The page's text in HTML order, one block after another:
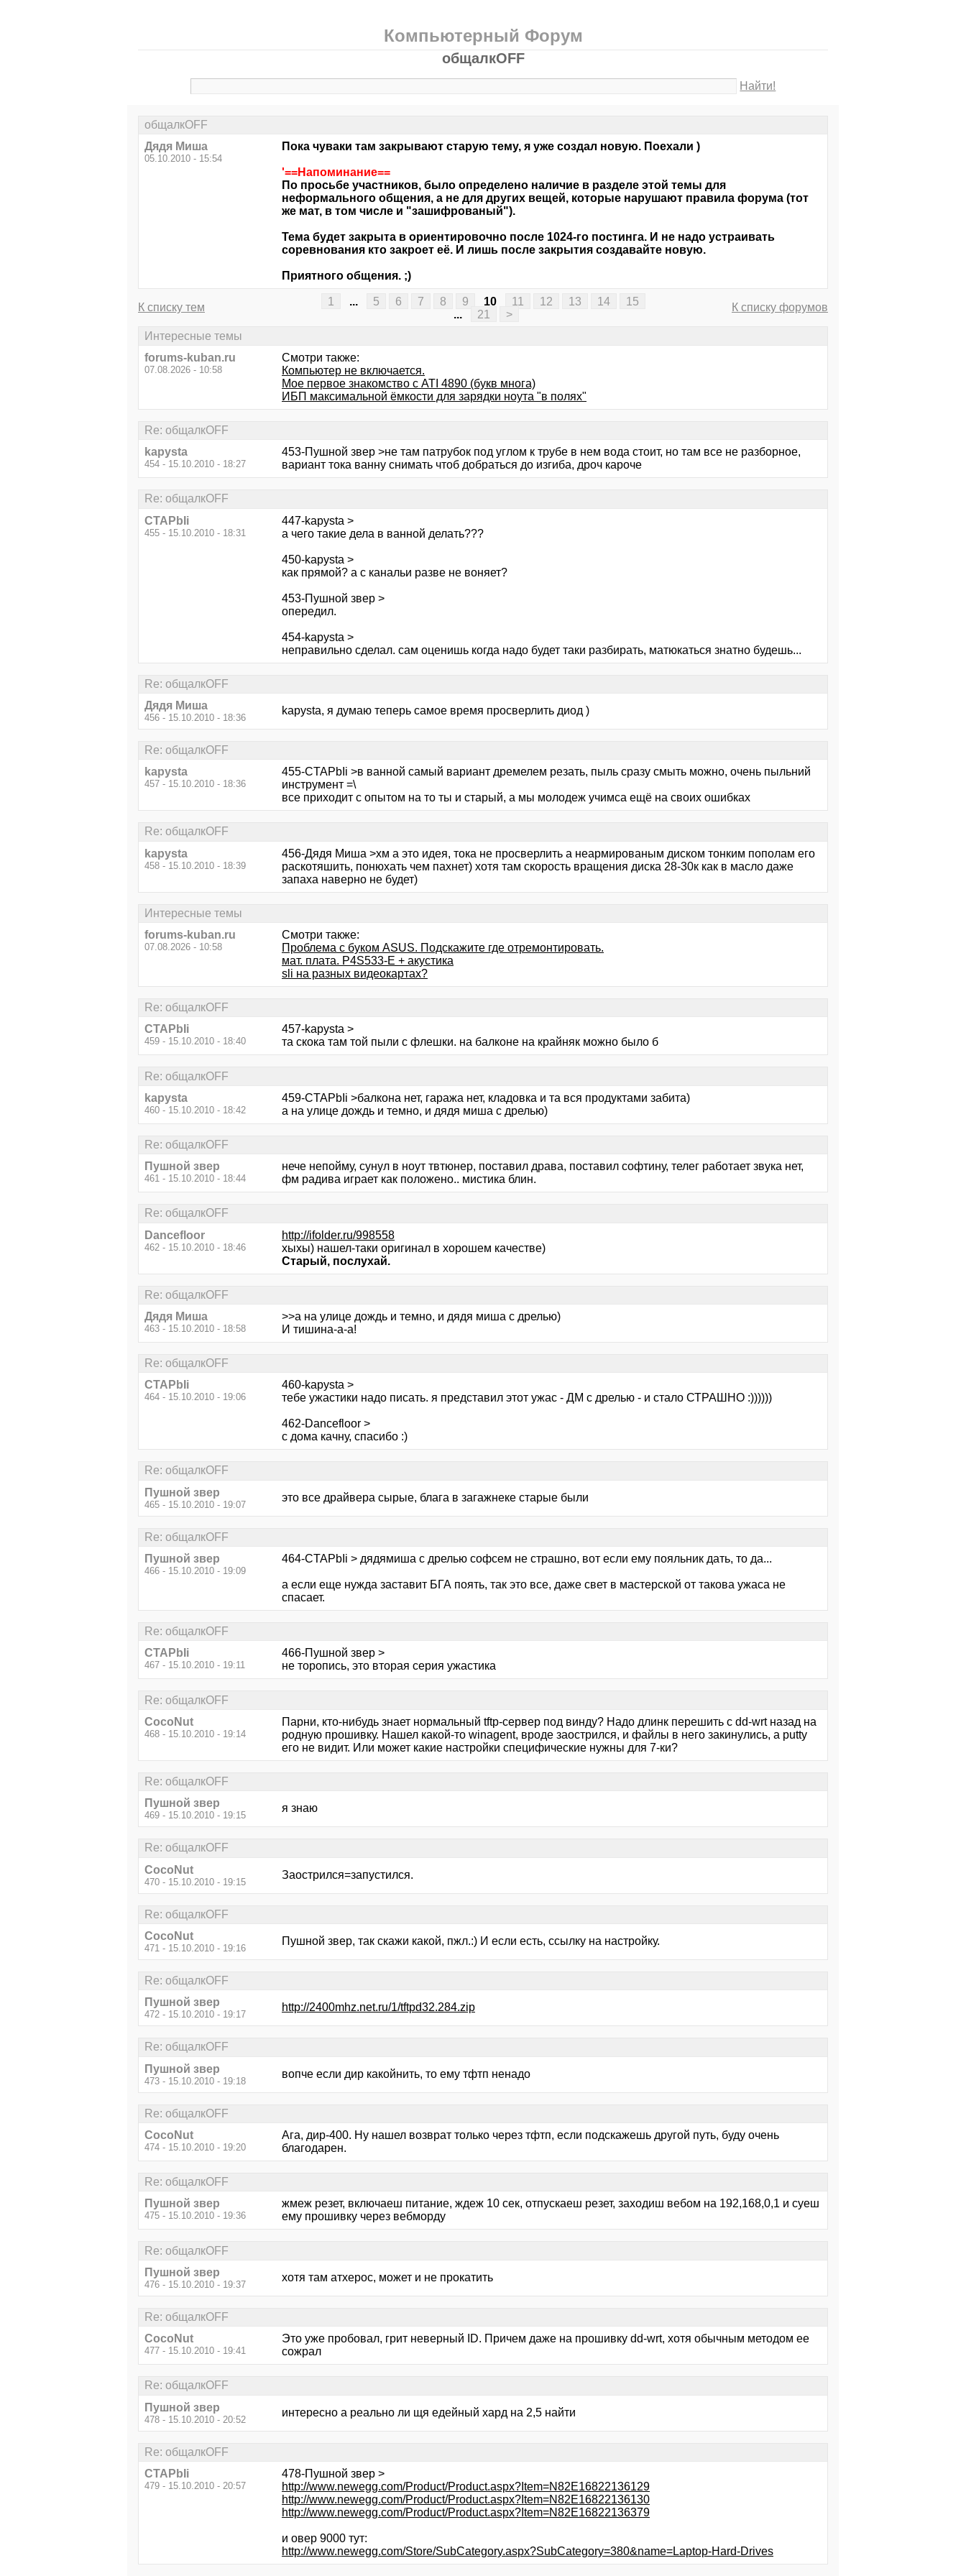
Компьютерный Форум
общалкOFF
Найти!
общалкOFF
Дядя Миша
05.10.2010 - 15:54
Пока чуваки там закрывают старую тему, я уже создал новую. Поехали )
'==Напоминание==
По просьбе участников, было определено наличие в разделе этой темы для
неформального общения, а не для других вещей, которые нарушают правила форума (тот
же мат, в том числе и "зашифрованый").
Тема будет закрыта в ориентировочно после 1024-го постинга. И не надо устраивать
соревнования кто закроет её. И лишь после закрытия создавайте новую.
Приятного общения. ;)
К списку тем
1 5 6 7 8 9 10 11 12 13 14
15
21 >
К списку форумов
Интересные темы
forums-kuban.ru
07.08.2026 - 10:58
Смотри также:
Компьютер не включается.
Мое первое знакомство с ATI 4890 (букв многа)
ИБП максимальной ёмкости для зарядки ноута "в полях"
Re: общалкOFF
kapysta
454 - 15.10.2010 - 18:27
453-Пушной звер >не там патрубок под углом к трубе в нем вода стоит, но там все не разборное,
вариант тока ванну снимать чтоб добраться до изгиба, дроч кароче
Re: общалкOFF
CTAPbIi
455 - 15.10.2010 - 18:31
447-kapysta >
а чего такие дела в ванной делать???
450-kapysta >
как прямой? а с канальи разве не воняет?
453-Пушной звер >
опередил.
454-kapysta >
неправильно сделал. сам оценишь когда надо будет таки разбирать, матюкаться знатно будешь...
Re: общалкOFF
Дядя Миша
456 - 15.10.2010 - 18:36
kapysta, я думаю теперь самое время просверлить диод )
Re: общалкOFF
kapysta
457 - 15.10.2010 - 18:36
455-CTAPbIi >в ванной самый вариант дремелем резать, пыль сразу смыть можно, очень пыльний
инструмент =\
все приходит с опытом на то ты и старый, а мы молодеж учимса ещё на своих ошибках
Re: общалкOFF
kapysta
458 - 15.10.2010 - 18:39
456-Дядя Миша >хм а это идея, тока не просверлить а неармированым диском тонким пополам его
раскотяшить, понюхать чем пахнет) хотя там скорость вращения диска 28-30к как в масло даже
запаха наверно не будет)
Интересные темы
forums-kuban.ru
07.08.2026 - 10:58
Смотри также:
Проблема с буком ASUS. Подскажите где отремонтировать.
мат. плата. P4S533-E + акустика
sli на разных видеокартах?
Re: общалкOFF
CTAPbIi
459 - 15.10.2010 - 18:40
457-kapysta >
та скока там той пыли с флешки. на балконе на крайняк можно было б
Re: общалкOFF
kapysta
460 - 15.10.2010 - 18:42
459-CTAPbIi >балкона нет, гаража нет, кладовка и та вся продуктами забита)
а на улице дождь и темно, и дядя миша с дрелью)
Re: общалкOFF
Пушной звер
461 - 15.10.2010 - 18:44
нече непойму, сунул в ноут твтюнер, поставил драва, поставил софтину, телег работает звука нет,
фм радива играет как положено.. мистика блин.
Re: общалкOFF
Dancefloor
462 - 15.10.2010 - 18:46
http://ifolder.ru/998558
хыхы) нашел-таки оригинал в хорошем качестве)
Старый, послухай.
Re: общалкOFF
Дядя Миша
463 - 15.10.2010 - 18:58
>>а на улице дождь и темно, и дядя миша с дрелью)
И тишина-а-а!
Re: общалкOFF
CTAPbIi
464 - 15.10.2010 - 19:06
460-kapysta >
тебе ужастики надо писать. я представил этот ужас - ДМ с дрелью - и стало СТРАШНО :))))))
462-Dancefloor >
с дома качну, спасибо :)
Re: общалкOFF
Пушной звер
465 - 15.10.2010 - 19:07
это все драйвера сырые, блага в загажнеке старые были
Re: общалкOFF
Пушной звер
466 - 15.10.2010 - 19:09
464-CTAPbIi > дядямиша с дрелью софсем не страшно, вот если ему пояльник дать, то да...
а если еще нужда заставит БГА поять, так это все, даже свет в мастерской от такова ужаса не
спасает.
Re: общалкOFF
CTAPbIi
467 - 15.10.2010 - 19:11
466-Пушной звер >
не торопись, это вторая серия ужастика
Re: общалкOFF
CocoNut
468 - 15.10.2010 - 19:14
Парни, кто-нибудь знает нормальный tftp-сервер под винду? Надо длинк перешить с dd-wrt назад на
родную прошивку. Нашел какой-то winagent, вроде заострился, и файлы в него закинулись, а putty
его не видит. Или может какие настройки специфические нужны для 7-ки?
Re: общалкOFF
Пушной звер
469 - 15.10.2010 - 19:15
я знаю
Re: общалкOFF
CocoNut
470 - 15.10.2010 - 19:15
Заострился=запустился.
Re: общалкOFF
CocoNut
471 - 15.10.2010 - 19:16
Пушной звер, так скажи какой, пжл.:) И если есть, ссылку на настройку.
Re: общалкOFF
Пушной звер
472 - 15.10.2010 - 19:17
http://2400mhz.net.ru/1/tftpd32.284.zip
Re: общалкOFF
Пушной звер
473 - 15.10.2010 - 19:18
вопче если дир какойнить, то ему тфтп ненадо
Re: общалкOFF
CocoNut
474 - 15.10.2010 - 19:20
Ага, дир-400. Ну нашел возврат только через тфтп, если подскажешь другой путь, буду очень
благодарен.
Re: общалкOFF
Пушной звер
475 - 15.10.2010 - 19:36
жмеж резет, включаеш питание, ждеж 10 сек, отпускаеш резет, заходиш вебом на 192,168,0,1 и суеш
ему прошивку через вебморду
Re: общалкOFF
Пушной звер
476 - 15.10.2010 - 19:37
хотя там атхерос, может и не прокатить
Re: общалкOFF
CocoNut
477 - 15.10.2010 - 19:41
Это уже пробовал, грит неверный ID. Причем даже на прошивку dd-wrt, хотя обычным методом ее
сожрал
Re: общалкOFF
Пушной звер
478 - 15.10.2010 - 20:52
интересно а реально ли щя едейный хард на 2,5 найти
Re: общалкOFF
CTAPbIi
479 - 15.10.2010 - 20:57
478-Пушной звер >
http://www.newegg.com/Product/Product.aspx?Item=N82E16822136129
http://www.newegg.com/Product/Product.aspx?Item=N82E16822136130
http://www.newegg.com/Product/Product.aspx?Item=N82E16822136379
и овер 9000 тут:
http://www.newegg.com/Store/SubCategory.aspx?SubCategory=380&name=Laptop-Hard-Drives